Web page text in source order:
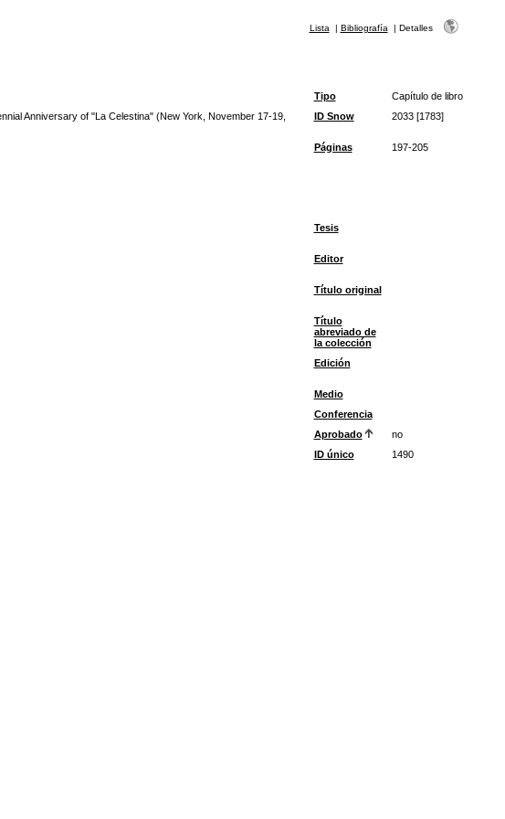
Lista | Bibliografía | Detalles
Tipo
Capítulo de libro
Anniversary of "La Celestina" (New York, November 17-19,
ID Snow 2033 [1783]
Páginas
197-205
Tesis
Editor
Título original
Título
abreviado de
la colección
Edición
Medio
Conferencia
Aprobado
no
ID único
1490